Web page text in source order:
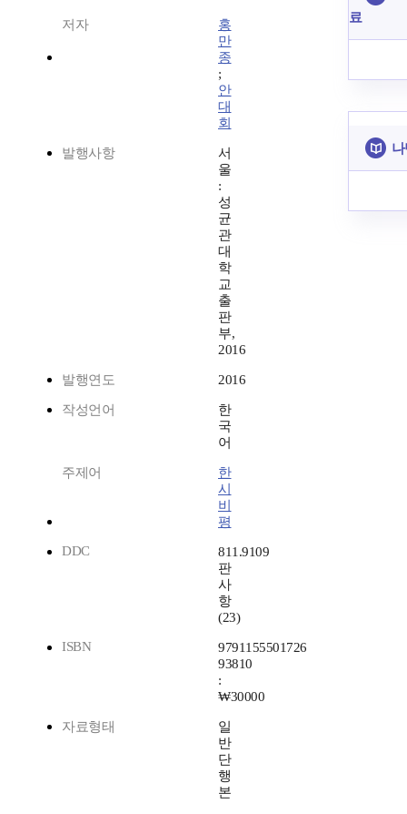
저자
홍
만
종
;
안
대
회
발행사항
서
울
:
성
균
관
대
학
교
출
판
부,
2016
발행연도 2016
작성언어
한
국
어
주제어
한
시
비
평
DDC
811.9109
판
사
항
(23)
ISBN
9791155501726
93810
:
₩30000
자료형태
일
반
단
행
본
료
나